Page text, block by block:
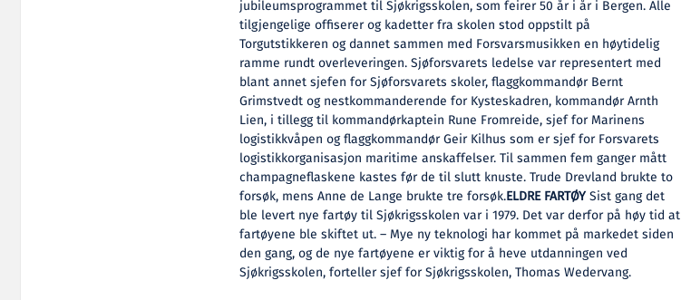
jubileumsprogrammet til Sjøkrigsskolen, som feirer 50 år i år i Bergen. Alle
tilgjengelige offiserer og kadetter fra skolen stod oppstilt på
Torgutstikkeren og dannet sammen med Forsvarsmusikken en høytidelig
ramme rundt overleveringen. Sjøforsvarets ledelse var representert med
blant annet sjefen for Sjøforsvarets skoler, flaggkommandør Bernt
Grimstvedt og nestkommanderende for Kysteskadren, kommandør Arnth
Lien, i tillegg til kommandørkaptein Rune Fromreide, sjef for Marinens
logistikkvåpen og flaggkommandør Geir Kilhus som er sjef for Forsvarets
logistikkorganisasjon maritime anskaffelser. Til sammen fem ganger mått
champagneflaskene kastes før de til slutt knuste. Trude Drevland brukte to
forsøk, mens Anne de Lange brukte tre forsøk.ELDRE FARTØYSist gang det
ble levert nye fartøy til Sjøkrigsskolen var i 1979. Det var derfor på høy tid at
fartøyene ble skiftet ut. – Mye ny teknologi har kommet på markedet siden
den gang, og de nye fartøyene er viktig for å heve utdanningen ved
Sjøkrigsskolen, forteller sjef for Sjøkrigsskolen, Thomas Wedervang.